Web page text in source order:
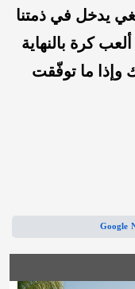
يدخل في ذمتنا
كرة بالنهاية
وإذا ما توفّقت